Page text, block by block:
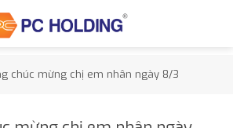
chúc mừng chị em nhân ngày 8/3